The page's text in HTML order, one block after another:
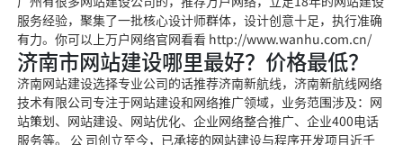
服务经验，聚集了一批核心设计师群体，设计创意十足，执行准确
有力。你可以上万户网络官网看看 http://www.wanhu.com.cn/
济南市网站建设哪里最好？价格最低？
济南网站建设选择专业公司的话推荐济南新航线，济南新航线网络
技术有限公司专注于网站建设和网络推广领域，业务范围涉及：网
站策划、网站建设、网站优化、企业网络整合推广、企业400电话
服务等。 公 司创立至今，已承接的网站建设与程序开发项目近千